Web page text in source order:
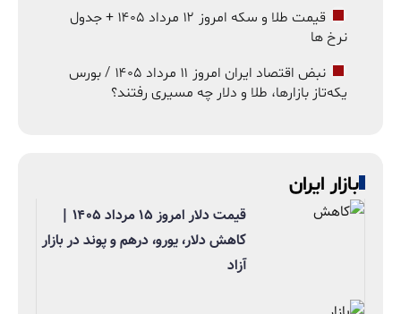
قیمت طلا و سکه امروز ۱۲ مرداد ۱۴۰۵ + جدول
نرخ ها
نبض اقتصاد ایران امروز ۱۱ مرداد ۱۴۰۵ / بورس
یکه‌تاز بازارها، طلا و دلار چه مسیری رفتند؟
بازار ایران
قیمت دلار امروز ۱۵ مرداد ۱۴۰۵ |
کاهش دلار، یورو، درهم و پوند در بازار
آزاد